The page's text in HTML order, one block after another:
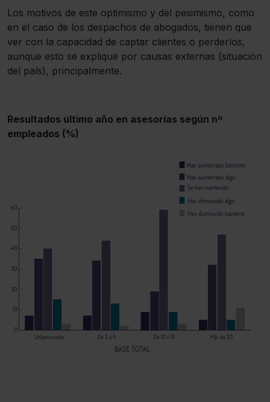
Los motivos de este optimismo y del pesimismo, como
en el caso de los despachos de abogados, tienen que
ver con la capacidad de captar clientes o perderlos,
aunque esto se explique por causas externas (situación
del país), principalmente.
Resultados último año en asesorías según nº
empleados (%)